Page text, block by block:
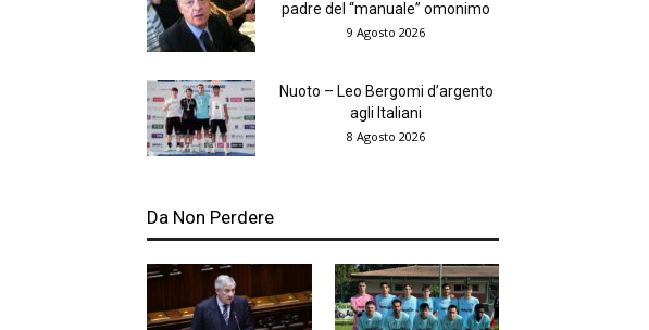
padre del “manuale” omonimo
9 Agosto 2026
Nuoto – Leo Bergomi d’argento
agli Italiani
8 Agosto 2026
Da Non Perdere